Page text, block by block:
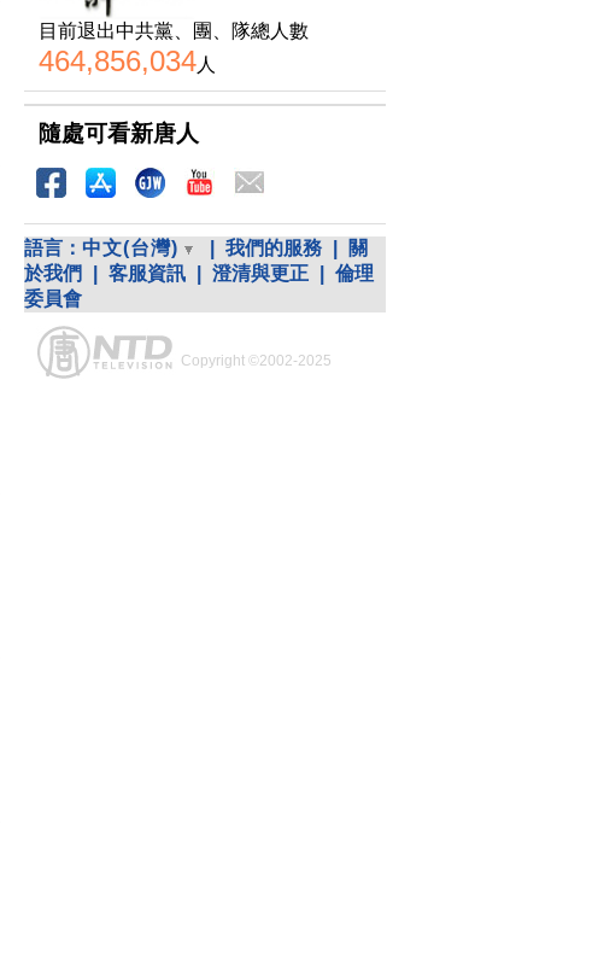
目前退出中共黨、團、隊總人數
464,856,034人
隨處可看新唐人
語言： 中文(台灣) 我們的服務
關
於我們
客服資訊 澄清與更正
倫理
委員會
Copyright ©2002-2025